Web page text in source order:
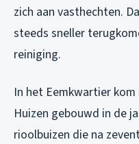
zich aan vasthechten.
steeds sneller
reiniging.
In het Eemkwartier
Huizen gebouwd in de
rioolbuizen die na